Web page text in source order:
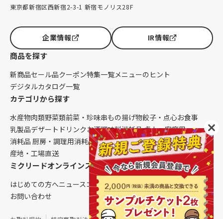
東京都新宿区西新宿2-3-1 新宿モノリス28F
企業情報 IR情報
商品を探す
新商品セール品クーポン特集一覧メニューのヒント
デジタルカタログ一覧
カテゴリから探す
水産物肉類野菜類前菜・珍味串もの揚げ物餃子・点心お食事
乳製品デザート ドリンク お酒調味料消耗品 卓上・客席用
消耗品 厨房・調理用消耗品 クレンリネス生鮮品（配送便限定）
産地・工場直送
ミクリードオンラインストアについて
はじめての方へニュースコラムご利用ガイド会社概要
お問い合わせ